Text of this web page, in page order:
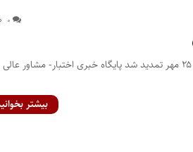
۰
مهلت ثبت‌نام در مرحله تکمیل ظرفیت آزمون دکتری ۹۶ تا ۲۵ مهر تمدید شد پایگاه خبری اختبار- مشاور عالی
بیشتر